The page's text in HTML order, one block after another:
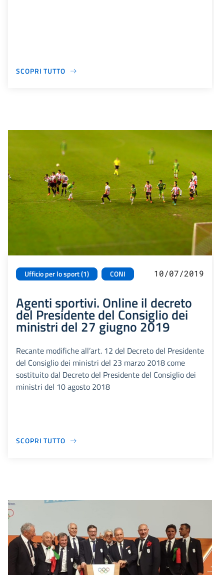
SCOPRI TUTTO
Ufficio per lo sport (1) CONI 10/07/2019
Agenti sportivi. Online il decreto
del Presidente del Consiglio dei
ministri del 27 giugno 2019
Recante modifiche all’art. 12 del Decreto del Presidente
del Consiglio dei ministri del 23 marzo 2018 come
sostituito dal Decreto del Presidente del Consiglio dei
ministri del 10 agosto 2018
SCOPRI TUTTO